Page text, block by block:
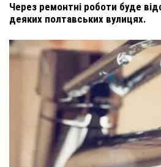
Через ремонтні роботи буде
деяких полтавських вулицях.